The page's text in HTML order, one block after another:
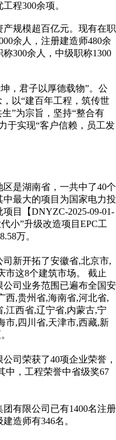
程300余项。
规模超百亿元。现有在职
余人，注册建造师480余
300余人，中级职称1300
，君子以厚德载物”。公
以“建百年工程，筑传世
”为宗旨，坚持“整合有
于实现“客户信赖，员工发
是湖南省，一共中了40个
中最大的项目为国家电力投
目【DNYZC-2025-09-01-
小”升级改造项目EPC工
万。
新开拓了安徽省,北京市,
这8个建筑市场。
截止
公司业务范围已遍布全国安
西,贵州省,海南省,河北省,
江西省,辽宁省,内蒙古,宁
市,四川省,天津市,西藏,新
司荣获了40项企业荣誉，
中，工程荣誉中省级奖67
有限公司已有1400名注册
造师有346名。